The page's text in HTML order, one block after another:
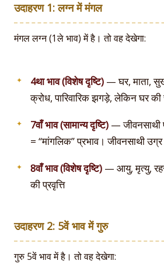
उदाहरण 1: लग्न में मंगल
मंगल लग्न (1ले भाव) में है। तो वह देखेगा:
4था भाव (विशेष दृष्टि) — घर, माता,
क्रोध, पारिवारिक झगड़े, लेकिन घर की
7वाँ भाव (सामान्य दृष्टि) — जीवनसाथी
= “मांगलिक” प्रभाव। जीवनसाथी
8वाँ भाव (विशेष दृष्टि) — आयु, मृत्यु,
की प्रवृत्ति
उदाहरण 2: 5वें भाव में गुरु
गुरु 5वें भाव में है। तो वह देखेगा: